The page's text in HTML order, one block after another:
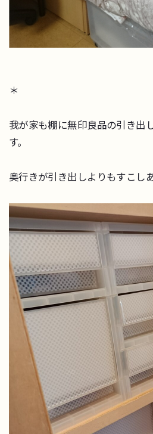
＊
我が家も棚に無印良品の引き出
す。
奥行きが引き出しよりもすこし